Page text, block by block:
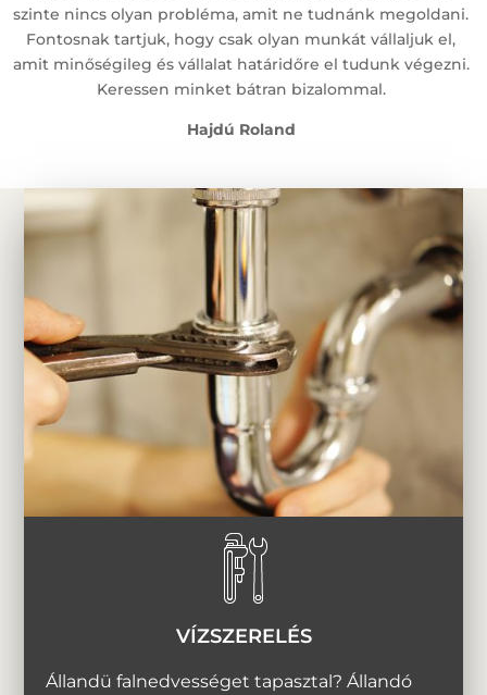
szinte nincs olyan probléma, amit ne tudnánk megoldani.
Fontosnak tartjuk, hogy csak olyan munkát vállaljuk el,
amit minőségileg és vállalat határidőre el tudunk végezni.
Keressen minket bátran bizalommal.
Hajdú Roland
VÍZSZERELÉS
Állandü falnedvességet tapasztal? Állandó